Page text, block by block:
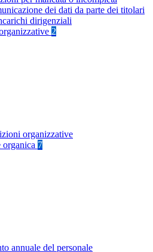
dei dati da parte dei titolari
dirigenziali
2
organizzative
7
annuale del personale